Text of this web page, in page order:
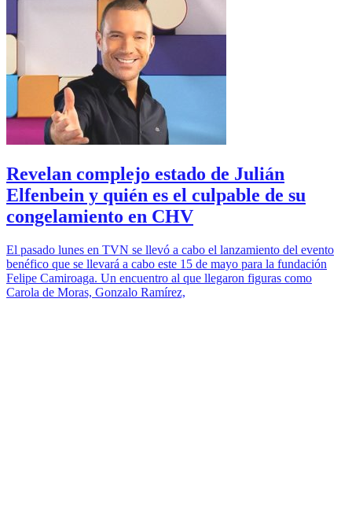
Revelan complejo estado de Julián
Elfenbein y quién es el culpable de su
congelamiento en CHV
El pasado lunes en TVN se llevó a cabo el lanzamiento del evento
benéfico que se llevará a cabo este 15 de mayo para la fundación
Felipe Camiroaga. Un encuentro al que llegaron figuras como
Carola de Moras, Gonzalo Ramírez,